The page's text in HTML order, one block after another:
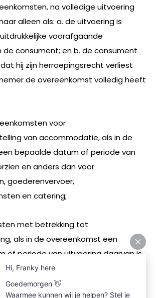
na volledige uitvoering
alleen als: a. de uitvoering is
voorafgaande
de consument; en b. de consument
hij zijn herroepingsrecht verliest
de overeenkomst volledig heeft
voor
van accommodatie, als in de
bepaalde datum of periode van
en anders dan voor
goederenvervoer,
en catering;
met betrekking tot
als in de overeenkomst een
of periode van uitvoering daarvan is